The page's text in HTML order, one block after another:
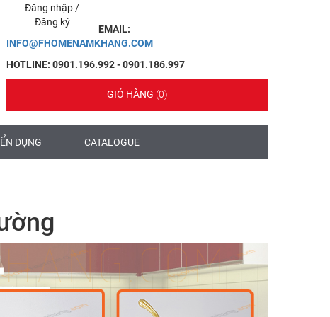
Đăng nhập /
Đăng ký
EMAIL:
INFO@FHOMENAMKHANG.COM
HOTLINE: 0901.196.992 - 0901.186.997
GIỎ HÀNG (0)
DỤNG CATALOGUE